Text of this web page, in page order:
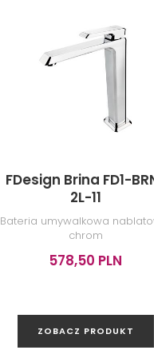
FDesign Brina FD1-
2L-11
Bateria umywalkowa
chrom
578,50 PLN
ZOBACZ PRODUKT